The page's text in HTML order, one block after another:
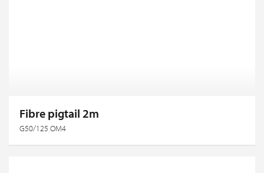
Fibre pigtail 2m
G50/125 OM4